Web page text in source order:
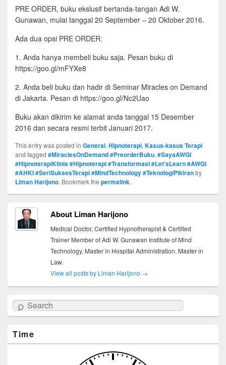
PRE ORDER, buku ekslusif bertanda-tangan Adi W.
Gunawan, mulai tanggal 20 September – 20 Oktober 2016.
Ada dua opsi PRE ORDER:
1. Anda hanya membeli buku saja. Pesan buku di
https://goo.gl/mFYXe8
2. Anda beli buku dan hadir di Seminar Miracles on Demand
di Jakarta. Pesan di https://goo.gl/Nc2Uao
Buku akan dikirim ke alamat anda tanggal 15 Desember
2016 dan secara resmi terbit Januari 2017.
This entry was posted in General, HIpnoterapi, Kasus-kasus Terapi
and tagged #MiraclesOnDemand #PreorderBuku, #SayaAWGI
#HipnoterapiKlinis #Hipnoterapi #Transformasi #Let'sLearn #AWGI
#AHKI #SeriSuksesTerapi #MindTechnology #TeknologiPikiranby
Liman Harijono. Bookmark the permalink.
About Liman Harijono
Medical Doctor, Certified Hypnotherapist & Certified
Trainer Member of Adi W. Gunawan Institute of Mind
Technology, Master in Hospital Administration, Master in
Law.
View all posts by Liman Harijono →
Search
Time